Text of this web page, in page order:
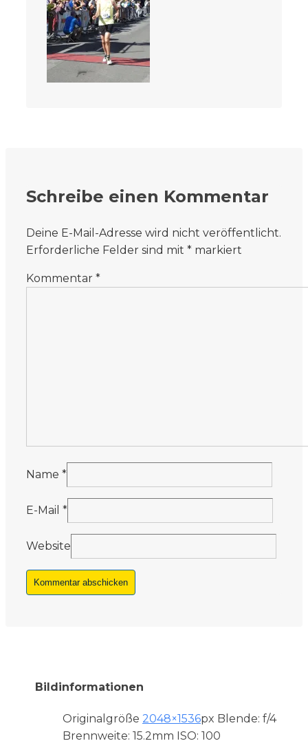
Schreibe einen Kommentar
Deine E-Mail-Adresse wird nicht veröffentlicht.
Erforderliche Felder sind mit * markiert
Kommentar *
Name *
E-Mail *
Website
Bildinformationen
Originalgröße 2048×1536px Blende: f/4
Brennweite: 15.2mm ISO: 100